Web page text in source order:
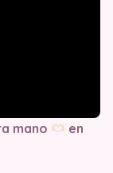
mano
en